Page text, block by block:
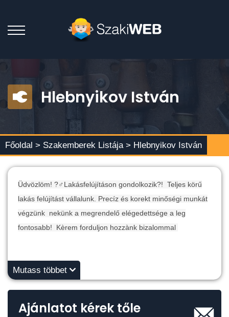
Hlebnyikov István
Főoldal > Szakemberek Listája > Hlebnyikov István
Üdvözlöm! ?‍♂️Lakásfelújításon gondolkozik?! Teljes körű
lakás felújítást vállalunk. Precíz és korekt minőségi munkát
végzünk nekünk a megrendelő elégedettsége a leg
fontosabb! Kèrem forduljon hozzànk bizalommal
Mutass többet
Ajánlatot kérek tőle